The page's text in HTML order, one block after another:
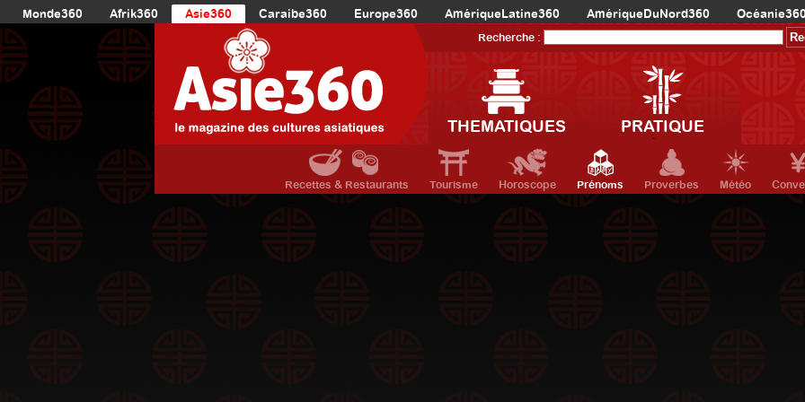
Monde360 Afrik360 Asie360 Caraibe360 Europe360 AmériqueLatine360 AmériqueDuNord360
Recherche :
THEMATIQUES PRATIQUE
Recettes & Restaurants Tourisme Horoscope Prénoms Proverbes Météo